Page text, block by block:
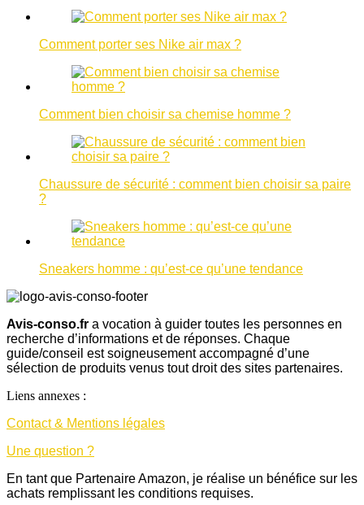
Comment porter ses Nike air max ?
Comment bien choisir sa chemise homme ?
Chaussure de sécurité : comment bien choisir sa paire
?
Sneakers homme : qu’est-ce qu’une tendance
Avis-conso.fr a vocation à guider toutes les personnes en
recherche d’informations et de réponses. Chaque
guide/conseil est soigneusement accompagné d’une
sélection de produits venus tout droit des sites partenaires.
Liens annexes :
Contact & Mentions légales
Une question ?
En tant que Partenaire Amazon, je réalise un bénéfice sur les
achats remplissant les conditions requises.